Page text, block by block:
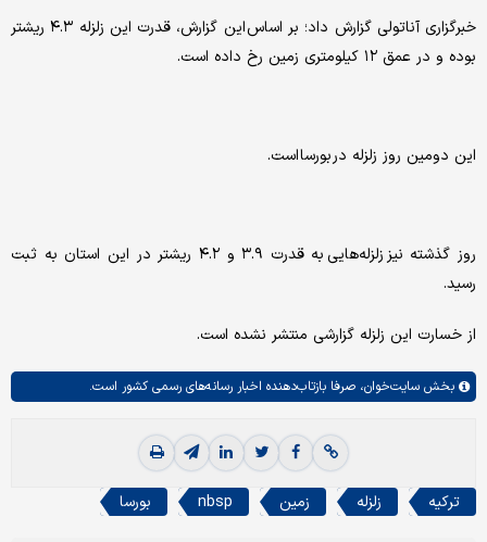
خبرگزاری آناتولی گزارش داد؛ بر اساس این گزارش، قدرت این زلزله ۴.۳ ریشتر
بوده و در عمق ۱۲ کیلومتری زمین رخ داده است.
این دومین روز زلزله در بورسا است.
روز گذشته نیز زلزله‌هایی به قدرت ۳.۹ و ۴.۲ ریشتر در این استان به ثبت
رسید.
از خسارت این زلزله گزارشی منتشر نشده است.
بخش سایت‌خوان، صرفا بازتاب‌دهنده اخبار رسانه‌های رسمی کشور است.
ترکیه زلزله زمین nbsp بورسا